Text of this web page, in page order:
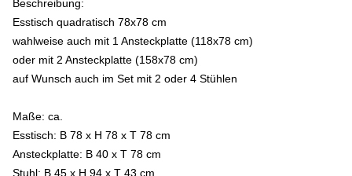
Beschreibung:
Esstisch quadratisch 78x78 cm
wahlweise auch mit 1 Ansteckplatte (118x78 cm)
oder mit 2 Ansteckplatte (158x78 cm)
auf Wunsch auch im Set mit 2 oder 4 Stühlen
Maße: ca.
Esstisch: B 78 x H 78 x T 78 cm
Ansteckplatte: B 40 x T 78 cm
Stuhl: B 45 x H 94 x T 43 cm